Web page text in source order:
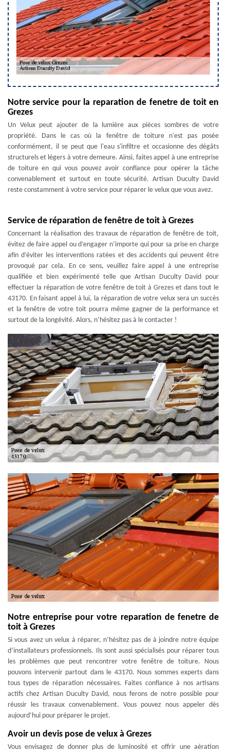
Notre service pour la reparation de fenetre de toit en
Grezes
Un Velux peut ajouter de la lumière aux pièces sombres de votre
propriété. Dans le cas où la fenêtre de toiture n'est pas posée
conformément, il se peut que l'eau s'infiltre et occasionne des dégâts
structurels et légers à votre demeure. Ainsi, faites appel à une entreprise
de toiture en qui vous pouvez avoir confiance pour opérer la tâche
convenablement et surtout en toute sécurité. Artisan Duculty David
reste constamment à votre service pour réparer le velux que vous avez.
Service de réparation de fenêtre de toit à Grezes
Concernant la réalisation des travaux de réparation de fenêtre de toit,
évitez de faire appel ou d’engager n’importe qui pour sa prise en charge
afin d’éviter les interventions ratées et des accidents qui peuvent être
provoqué par cela. En ce sens, veuillez faire appel à une entreprise
qualifiée et bien expérimenté telle que Artisan Duculty David pour
effectuer la réparation de votre fenêtre de toit à Grezes et dans tout le
43170. En faisant appel à lui, la réparation de votre velux sera un succès
et la fenêtre de votre toit pourra même gagner de la performance et
surtout de la longévité. Alors, n’hésitez pas à le contacter !
Notre entreprise pour votre reparation de fenetre de
toit à Grezes
Si vous avez un velux à réparer, n’hésitez pas de à joindre notre équipe
d’installateurs professionnels. Ils sont aussi spécialisés pour réparer tous
les problèmes que peut rencontrer votre fenêtre de toiture. Nous
pouvons intervenir partout dans le 43170. Nous sommes experts dans
tous types de réparation nécessaires. Faites confiance à nos artisans
actifs chez Artisan Duculty David, nous ferons de notre possible pour
réussir les travaux convenablement. Vous pouvez nous appeler dès
aujourd’hui pour préparer le projet.
Avoir un devis pose de velux à Grezes
Vous envisagez de donner plus de luminosité et offrir une aération